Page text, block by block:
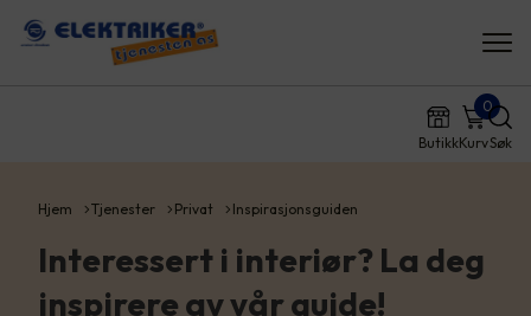
ButikkKurv
0
Søk
Hjem Tjenester Privat Inspirasjonsguiden
Interessert i interiør? La deg
inspirere av vår guide!